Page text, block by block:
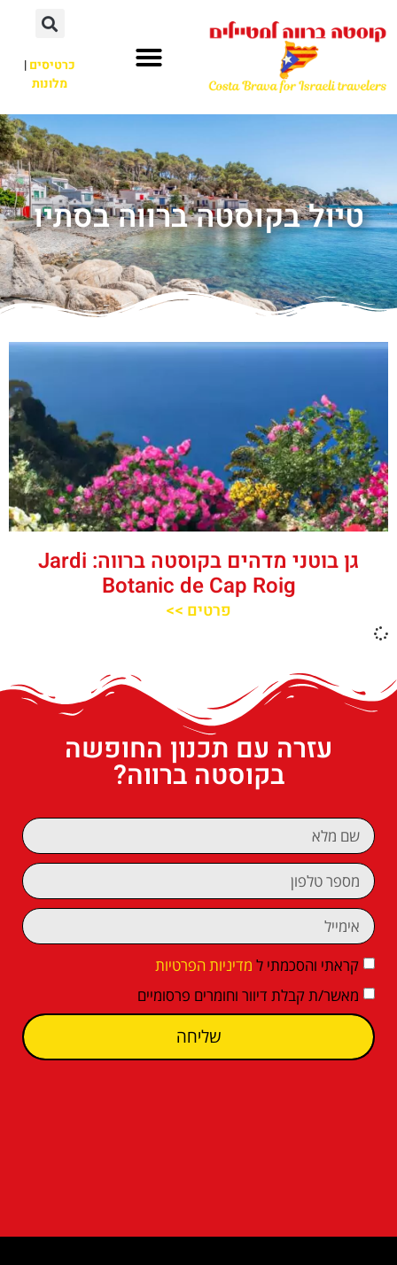
כרטיסים|
מלונות
טיול בקוסטה ברווה בסתיו
גן בוטני מדהים בקוסטה ברווה: Jardi
Botanic de Cap Roig
פרטים >>
עזרה עם תכנון החופשה
בקוסטה ברווה?
קראתי והסכמתי ל מדיניות הפרטיות
מאשר/ת קבלת דיוור וחומרים פרסומיים
שליחה